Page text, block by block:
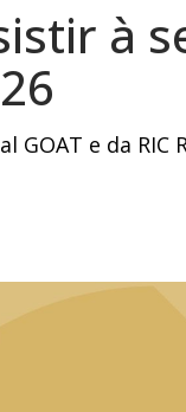
à
GOAT e da RIC